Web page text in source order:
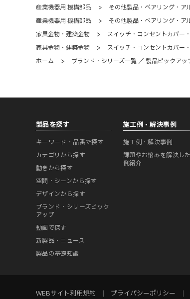
産業機器用 機構部品 > その他製品・ベアリング・ア
産業機器用 機構部品
> その他製品・ベアリング・ア
家具金物・建築金物
> スイッチ・コンセントカバー
家具金物・建築金物
> スイッチ・コンセントカバー
ホーム
> ブランド・シリーズ一覧 ／ 製品ピックアッ
製品を探す
キーワード・品番で探す
カテゴリから探す
動きから探す
空間・シーンから探す
デザインから探す
ブランド・シリーズピック
アップ
動画で探す
新製品・ニュース
製品の基礎知識
施工例・解決事例
施工例・解決事例
課題やお悩みを解決し
例紹介
WEBサイト利用規約 プライバシーポリシー